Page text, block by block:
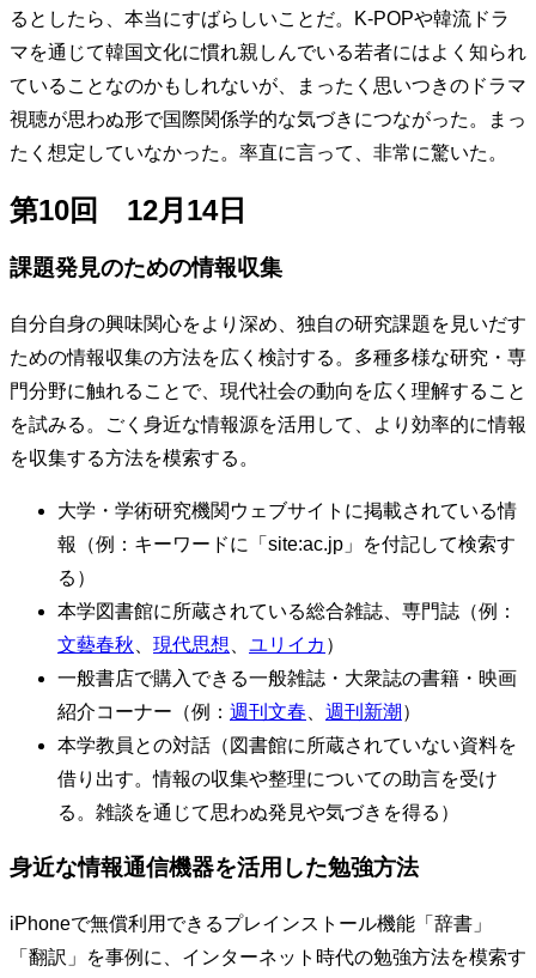
るとしたら、本当にすばらしいことだ。K-POPや韓流ドラ
マを通じて韓国文化に慣れ親しんでいる若者にはよく知られ
ていることなのかもしれないが、まったく思いつきのドラマ
視聴が思わぬ形で国際関係学的な気づきにつながった。まっ
たく想定していなかった。率直に言って、非常に驚いた。
第10回 12月14日
課題発見のための情報収集
自分自身の興味関心をより深め、独自の研究課題を見いだす
ための情報収集の方法を広く検討する。多種多様な研究・専
門分野に触れることで、現代社会の動向を広く理解すること
を試みる。ごく身近な情報源を活用して、より効率的に情報
を収集する方法を模索する。
大学・学術研究機関ウェブサイトに掲載されている情
報（例：キーワードに「site:ac.jp」を付記して検索す
る）
本学図書館に所蔵されている総合雑誌、専門誌（例：
文藝春秋
現代思想 ユリイカ ）
一般書店で購入できる一般雑誌・大衆誌の書籍・映画
紹介コーナー（例： 週刊文春 週刊新潮 ）
本学教員との対話（図書館に所蔵されていない資料を
借り出す。情報の収集や整理についての助言を受け
る。雑談を通じて思わぬ発見や気づきを得る）
身近な情報通信機器を活用した勉強方法
iPhoneで無償利用できるプレインストール機能「辞書」
「翻訳」を事例に、インターネット時代の勉強方法を模索す